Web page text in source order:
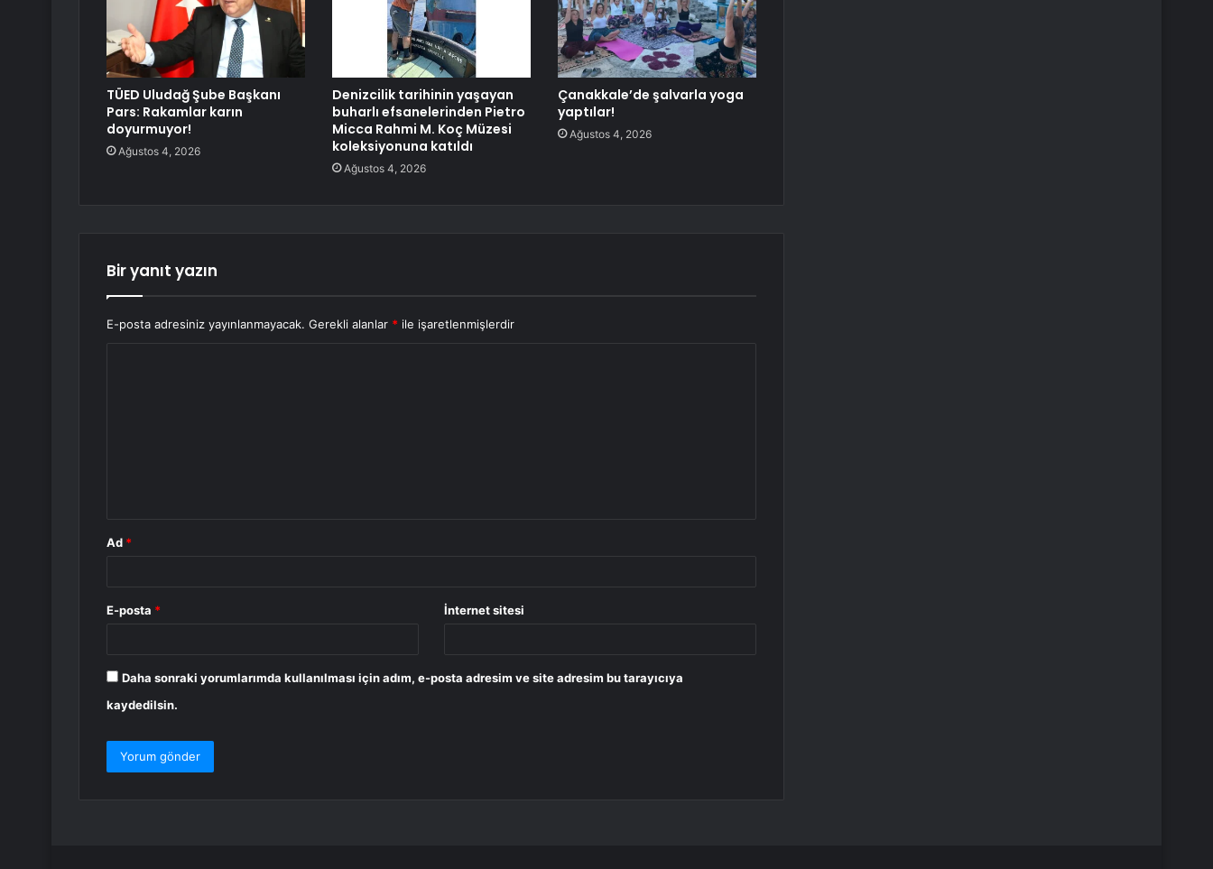
TÜED Uludağ Şube Başkanı
Pars: Rakamlar karın
doyurmuyor!
Ağustos 4, 2026
Denizcilik tarihinin yaşayan
buharlı efsanelerinden Pietro
Micca Rahmi M. Koç Müzesi
koleksiyonuna katıldı
Ağustos 4, 2026
Çanakkale’de şalvarla yoga
yaptılar!
Ağustos 4, 2026
Bir yanıt yazın
E-posta adresiniz yayınlanmayacak. Gerekli alanlar * ile işaretlenmişlerdir
Ad *
E-posta * İnternet sitesi
Daha sonraki yorumlarımda kullanılması için adım, e-posta adresim ve site adresim bu tarayıcıya
kaydedilsin.